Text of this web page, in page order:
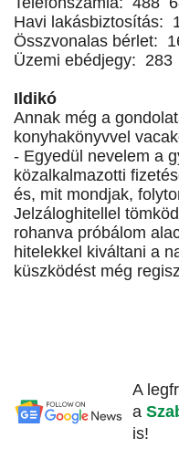
Havi lakásbiztosítás:
Összvonalas bérlet:
Üzemi ebédjegy:
Ildikó
Annak még a
konyhakönyvvel
- Egyedül nevelem a
közalkalmazotti
és, mit mondjak,
Jelzáloghitellel
rohanva próbálom
hitelekkel kiváltani a
küszködést még
A
a
is!